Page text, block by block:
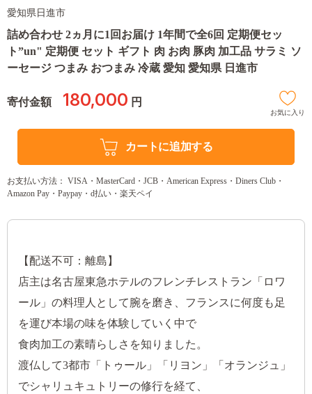
愛知県日進市
詰め合わせ 2ヵ月に1回お届け 1年間で全6回 定期便セッ
ト”un" 定期便 セット ギフト 肉 お肉 豚肉 加工品 サラミ ソ
ーセージ つまみ おつまみ 冷蔵 愛知 愛知県 日進市
寄付金額 180,000 円
お気に入り
カートに追加する
お支払い方法： VISA・MasterCard・JCB・American Express・Diners Club・
Amazon Pay・Paypay・d払い・楽天ペイ
【配送不可：離島】
店主は名古屋東急ホテルのフレンチレストラン「ロワ
ール」の料理人として腕を磨き、フランスに何度も足
を運び本場の味を体験していく中で
食肉加工の素晴らしさを知りました。
渡仏して3都市「トゥール」「リヨン」「オランジュ」
でシャリュキュトリーの修行を経て、